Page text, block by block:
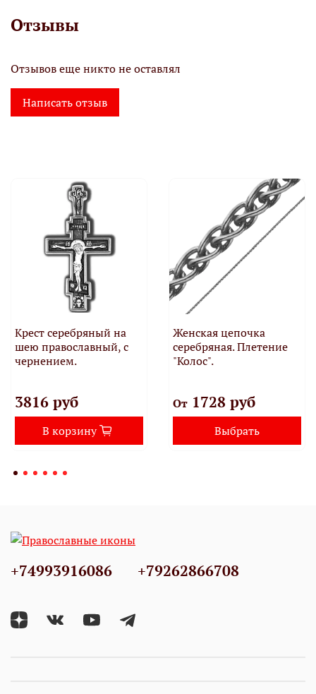
Отзывы
Отзывов еще никто не оставлял
Написать отзыв
Крест серебряный на
шею православный, с
чернением.
3816 руб
В корзину
Женская цепочка
серебряная. Плетение
"Колос".
От1728 руб
Выбрать
+74993916086 +79262866708